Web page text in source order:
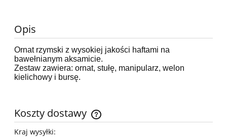
Opis
Ornat rzymski z wysokiej jakości haftami na
bawełnianym aksamicie.
Zestaw zawiera: ornat, stułę, manipularz, welon
kielichowy i bursę.
Koszty dostawy
Cena nie zawiera ewentualnych kosztów płatności
Kraj wysyłki: